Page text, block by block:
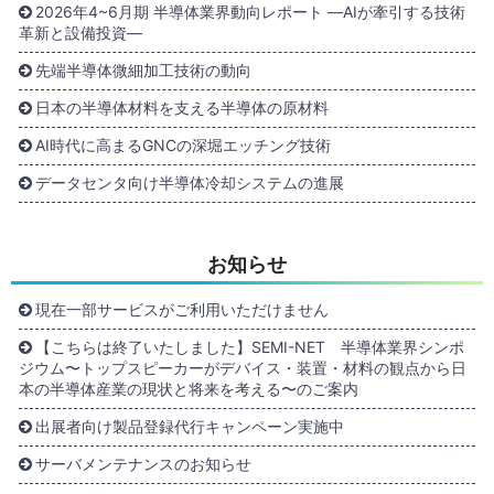
2026年4~6月期 半導体業界動向レポート ―AIが牽引する技術
革新と設備投資―
先端半導体微細加工技術の動向
日本の半導体材料を支える半導体の原材料
AI時代に高まるGNCの深堀エッチング技術
データセンタ向け半導体冷却システムの進展
お知らせ
現在一部サービスがご利用いただけません
【こちらは終了いたしました】SEMI-NET 半導体業界シンポ
ジウム〜トップスピーカーがデバイス・装置・材料の観点から日
本の半導体産業の現状と将来を考える〜のご案内
出展者向け製品登録代行キャンペーン実施中
サーバメンテナンスのお知らせ